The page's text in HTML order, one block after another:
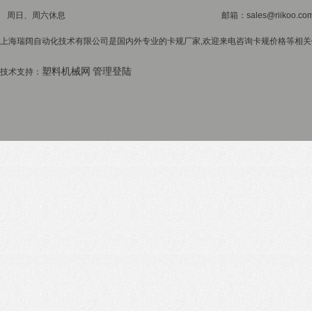
周日、周六休息 邮箱：
上海瑞阔自动化技术有限公司是国内外专业的卡规厂家,欢迎来电咨询卡规价格等相
技术支持： 塑料机械网 管理登陆